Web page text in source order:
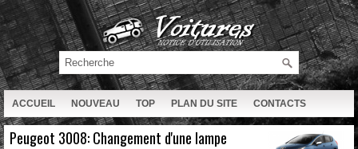
ACCUEIL NOUVEAU TOP PLAN DU SITE CONTACTS
RECHERCHE
Peugeot 3008: Changement d'une lampe